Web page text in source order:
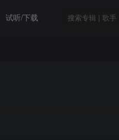
试听/下载